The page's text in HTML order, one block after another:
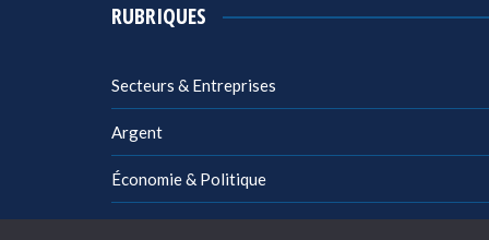
RUBRIQUES
Secteurs & Entreprises
Argent
Économie & Politique
Management